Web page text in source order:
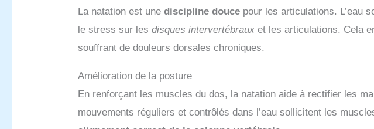
La natation est unediscipline douce pour les articulations. L’eau
le stress sur lesdisques intervertébraux et les articulations. Cela
souffrant de douleurs dorsales chroniques.
Amélioration de la posture
En renforçant les muscles du dos, la natation aide à rectifier les
mouvements réguliers et contrôlés dans l’eau sollicitent les